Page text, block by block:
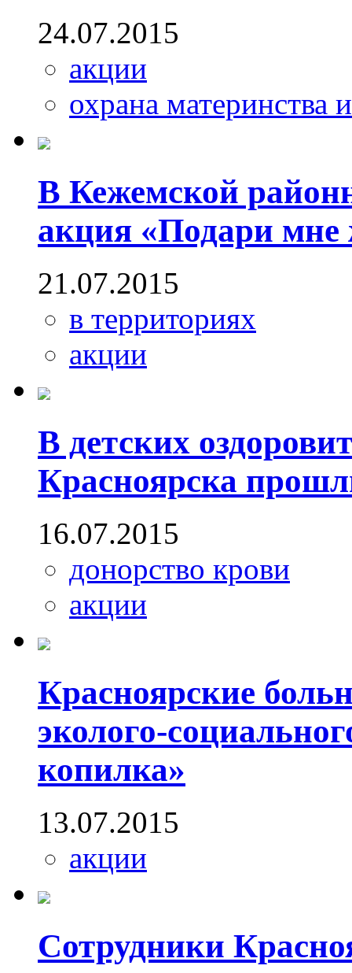
24.07.2015
акции
охрана материнства
В Кежемской
акция «Подари мне
21.07.2015
в территориях
акции
В детских
Красноярска
16.07.2015
донорство крови
акции
Красноярские
эколого-
копилка»
13.07.2015
акции
Сотрудники